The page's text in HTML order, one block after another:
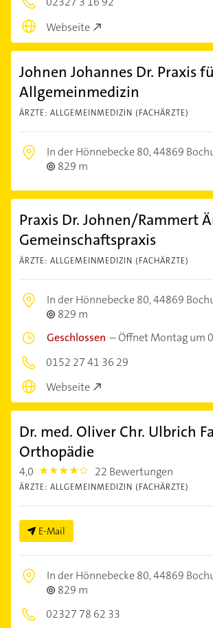
Webseite
Johnen Johannes Dr. Praxis
Allgemeinmedizin
ÄRZTE: ALLGEMEINMEDIZIN (FACHÄRZTE)
In der Hönnebecke 80,44869
829 m
Praxis Dr. Johnen/Rammert
Gemeinschaftspraxis
ÄRZTE: ALLGEMEINMEDIZIN (FACHÄRZTE)
In der Hönnebecke 80,44869
829 m
Geschlossen –Öffnet Montag um
0152 27 41 36 29
Webseite
Dr. med. Oliver Chr. Ulbrich
Orthopädie
4,0 4.0 22 Bewertungen
ÄRZTE: ALLGEMEINMEDIZIN (FACHÄRZTE)
E-Mail
In der Hönnebecke 80,44869
829 m
02327 78 62 33